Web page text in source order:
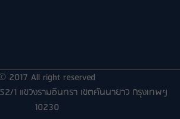
2017 All right reserved
1 แขวงรามอินทรา เขตคันนายาว กรุงเทพฯ
10230